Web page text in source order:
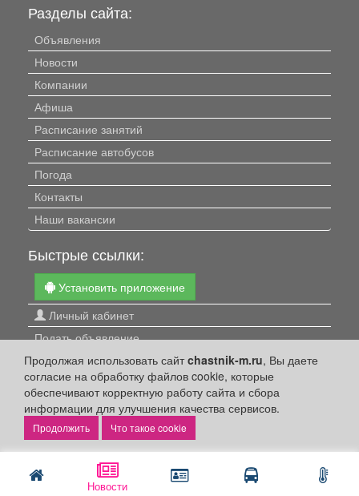
Новости
Продолжая использовать сайтchastnik-m.ru, Вы даете
согласие на обработку файлов cookie, которые
обеспечивают корректную работу сайта и сбора
информации для улучшения качества сервисов.
Что такое cookie
Разделы сайта:
Объявления
Новости
Компании
Афиша
Расписание занятий
Расписание автобусов
Погода
Контакты
Наши вакансии
Быстрые ссылки:
Установить приложение
Личный кабинет
Подать объявление
Подать объявление в газету
Поздравить
Скачать газету "Частник-М"
Рекламодателям:
Бизнес-кабинет
Заказать рекламу